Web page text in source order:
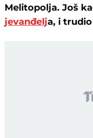
Melitopolja. Još
jevanđelja, i